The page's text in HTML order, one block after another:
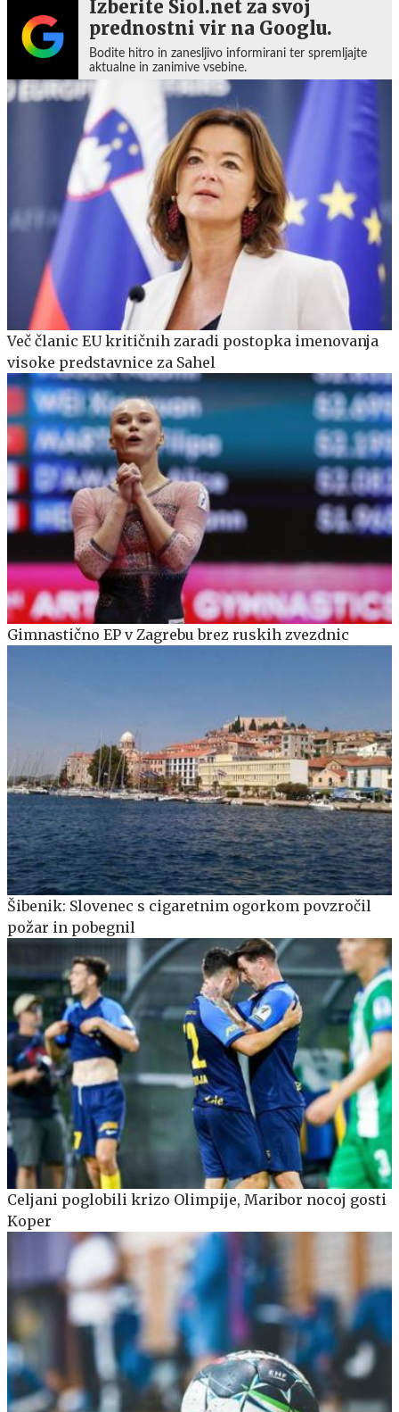
Izberite Siol.net za svoj
prednostni vir na Googlu.
Bodite hitro in zanesljivo informirani ter spremljajte
aktualne in zanimive vsebine.
Več članic EU kritičnih zaradi postopka imenovanja
visoke predstavnice za Sahel
Gimnastično EP v Zagrebu brez ruskih zvezdnic
Šibenik: Slovenec s cigaretnim ogorkom povzročil
požar in pobegnil
Celjani poglobili krizo Olimpije, Maribor nocoj gosti
Koper